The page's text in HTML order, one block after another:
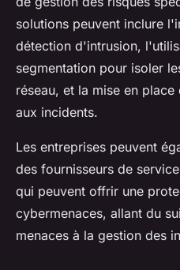
solutions peuvent inclure
détection d'intrusion,
segmentation pour isoler
réseau, et la mise en
aux incidents.
Les entreprises peuvent
des fournisseurs de
qui peuvent offrir une
cybermenaces, allant du
menaces à la gestion des